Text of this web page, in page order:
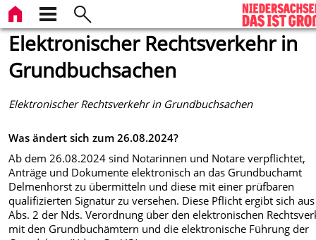
Elektronischer Rechtsverkehr in
Grundbuchsachen
Elektronischer Rechtsverkehr in Grundbuchsachen
Was ändert sich zum 26.08.2024?
Ab dem 26.08.2024 sind Notarinnen und Notare verpflichtet,
Anträge und Dokumente elektronisch an das Grundbuchamt
Delmenhorst zu übermitteln und diese mit einer prüfbaren
qualifizierten Signatur zu versehen. Diese Pflicht ergibt sich
Abs. 2 der Nds. Verordnung über den elektronischen
mit den Grundbuchämtern und die elektronische Führung der